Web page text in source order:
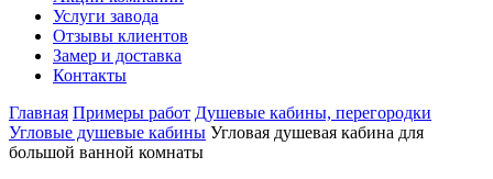
Услуги завода
Отзывы клиентов
Замер и доставка
Контакты
Главная Примеры работ Душевые кабины, перегородки
Угловые душевые кабины Угловая душевая кабина для
большой ванной комнаты